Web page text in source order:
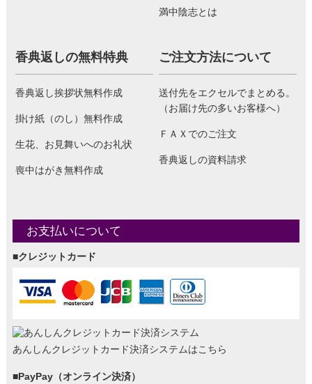
満中陰志とは
香典返しの無料特典
香典返し挨拶状無料作成
掛け紙（のし）無料作成
生花、お見舞いへのお礼状
喪中はがき無料作成
ご注文方法について
送付先をエクセルでまとめる。
（お届け先の多いお客様へ）
ＦＡＸでのご注文
香典返しの資料請求
お支払いについて
■クレジットカード
あんしんクレジットカード決済システムはこちら
■PayPay（オンライン決済）